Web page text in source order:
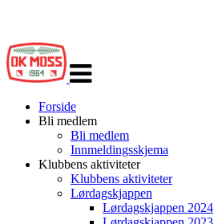
navigasjon
Forside
Bli medlem
Bli medlem
Innmeldingsskjema
Klubbens aktiviteter
Klubbens aktiviteter
Lørdagskjappen
Lørdagskjappen 2024